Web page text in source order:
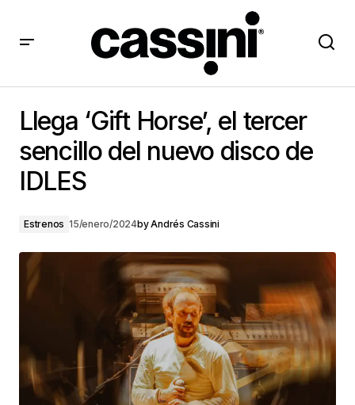
Llega ‘Gift Horse’, el tercer
sencillo del nuevo disco de
IDLES
Estrenos 15/enero/2024byAndrés Cassini